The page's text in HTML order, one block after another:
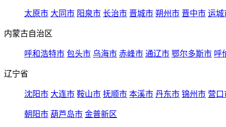
太原市 大同市 阳泉市 长治市 晋城市 朔州市 晋中市 运城
内蒙古自治区
呼和浩特市 包头市 乌海市 赤峰市 通辽市 鄂尔多斯市 呼
辽宁省
沈阳市 大连市 鞍山市 抚顺市 本溪市 丹东市 锦州市 营口
朝阳市 葫芦岛市 金普新区